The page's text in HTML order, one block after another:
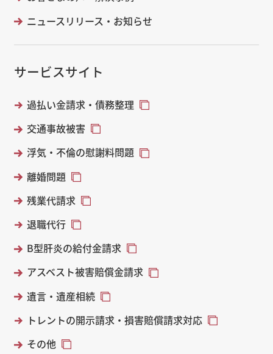
ニュースリリース・お知らせ
サービスサイト
過払い金請求・債務整理
交通事故被害
浮気・不倫の慰謝料問題
離婚問題
残業代請求
退職代行
B型肝炎の給付金請求
アスベスト被害賠償金請求
遺言・遺産相続
トレントの開示請求・損害賠償請求対応
その他